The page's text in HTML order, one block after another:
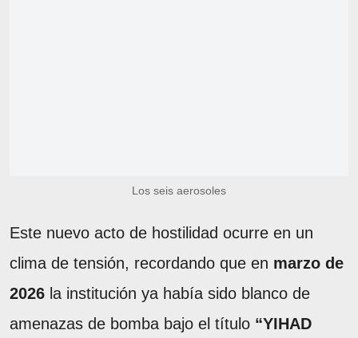
Los seis aerosoles
Este nuevo acto de hostilidad ocurre en un
clima de tensión, recordando que en marzo de
2026 la institución ya había sido blanco de
amenazas de bomba bajo el título “YIHAD